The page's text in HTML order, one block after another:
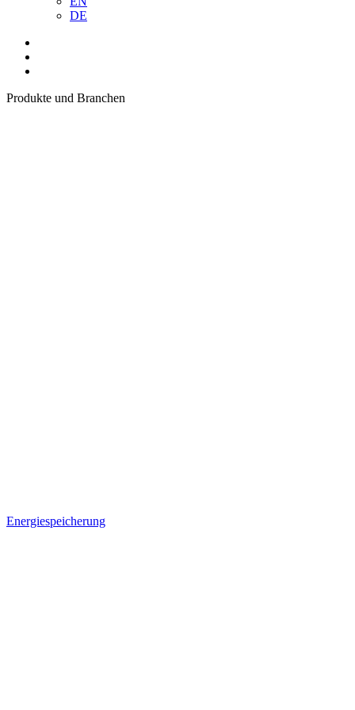
DE
Produkte und Branchen
Energiespeicherung